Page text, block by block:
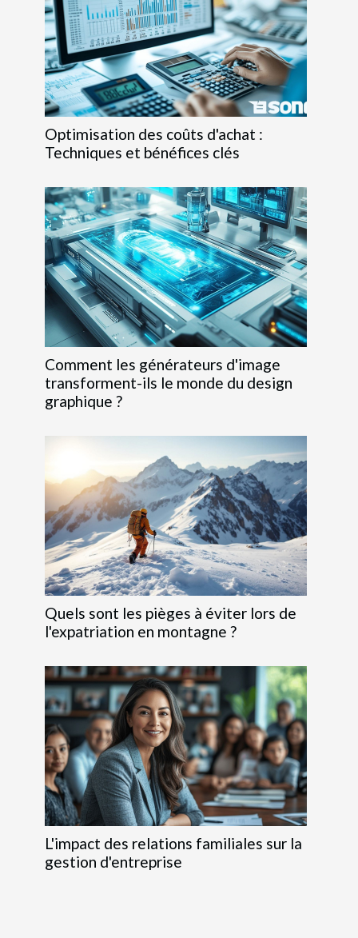
Optimisation des coûts d'achat :
Techniques et bénéfices clés
Comment les générateurs d'image
transforment-ils le monde du design
graphique ?
Quels sont les pièges à éviter lors de
l'expatriation en montagne ?
L'impact des relations familiales sur la
gestion d'entreprise